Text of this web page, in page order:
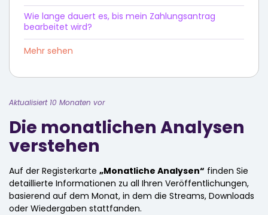
Wie lange dauert es, bis mein Zahlungsantrag
bearbeitet wird?
Mehr sehen
Aktualisiert 10 Monaten vor
Die monatlichen Analysen
verstehen
Auf der Registerkarte „Monatliche Analysen“ finden Sie
detaillierte Informationen zu all Ihren Veröffentlichungen,
basierend auf dem Monat, in dem die Streams, Downloads
oder Wiedergaben stattfanden.